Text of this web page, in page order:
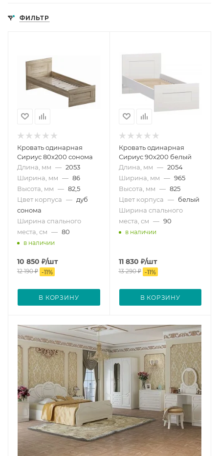
ФИЛЬТР
Кровать одинарная
Сириус 80х200 сонома
Длина, мм — 2053
Ширина, мм — 86
Высота, мм — 82,5
Цвет корпуса — дуб
сонома
Ширина спального
места, см — 80
в наличии
10 850 ₽/шт
12 190₽ -11%
В КОРЗИНУ
Кровать одинарная
Сириус 90х200 белый
Длина, мм — 2054
Ширина, мм — 965
Высота, мм — 825
Цвет корпуса — белый
Ширина спального
места, см — 90
в наличии
11 830 ₽/шт
13 290₽ -11%
В КОРЗИНУ